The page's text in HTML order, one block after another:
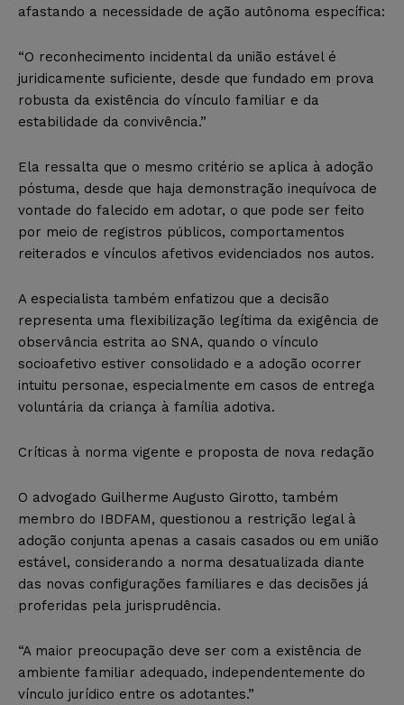
afastando a necessidade de ação autônoma específica:
“O reconhecimento incidental da união estável é
juridicamente suficiente, desde que fundado em prova
robusta da existência do vínculo familiar e da
estabilidade da convivência.”
Ela ressalta que o mesmo critério se aplica à adoção
póstuma, desde que haja demonstração inequívoca de
vontade do falecido em adotar, o que pode ser feito
por meio de registros públicos, comportamentos
reiterados e vínculos afetivos evidenciados nos autos.
A especialista também enfatizou que a decisão
representa uma flexibilização legítima da exigência de
observância estrita ao SNA, quando o vínculo
socioafetivo estiver consolidado e a adoção ocorrer
intuitu personae, especialmente em casos de entrega
voluntária da criança à família adotiva.
Críticas à norma vigente e proposta de nova redação
O advogado Guilherme Augusto Girotto, também
membro do IBDFAM, questionou a restrição legal à
adoção conjunta apenas a casais casados ou em união
estável, considerando a norma desatualizada diante
das novas configurações familiares e das decisões já
proferidas pela jurisprudência.
“A maior preocupação deve ser com a existência de
ambiente familiar adequado, independentemente do
vínculo jurídico entre os adotantes.”